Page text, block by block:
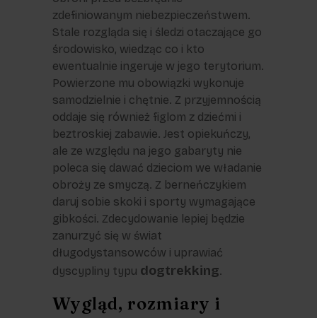
zdefiniowanym niebezpieczeństwem.
Stale rozgląda się i śledzi otaczające go
środowisko, wiedząc co i kto
ewentualnie ingeruje w jego terytorium.
Powierzone mu obowiązki wykonuje
samodzielnie i chętnie. Z przyjemnością
oddaje się również figlom z dziećmi i
beztroskiej zabawie. Jest opiekuńczy,
ale ze względu na jego gabaryty nie
poleca się dawać dzieciom we władanie
obroży ze smyczą. Z berneńczykiem
daruj sobie skoki i sporty wymagające
gibkości. Zdecydowanie lepiej będzie
zanurzyć się w świat
długodystansowców i uprawiać
dyscypliny typu dogtrekking.
Wygląd, rozmiary i